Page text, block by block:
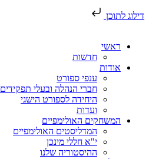
דילוג לתוכן
ראשי
חדשות
אודות
ענפי ספורט
חברי הנהלה ובעלי תפקידים
היחידה לספורט הישגי
ועדות
המשחקים האולימפיים
המדליסטים האולימפיים
י"א חללי מינכן
ההיסטוריה שלנו